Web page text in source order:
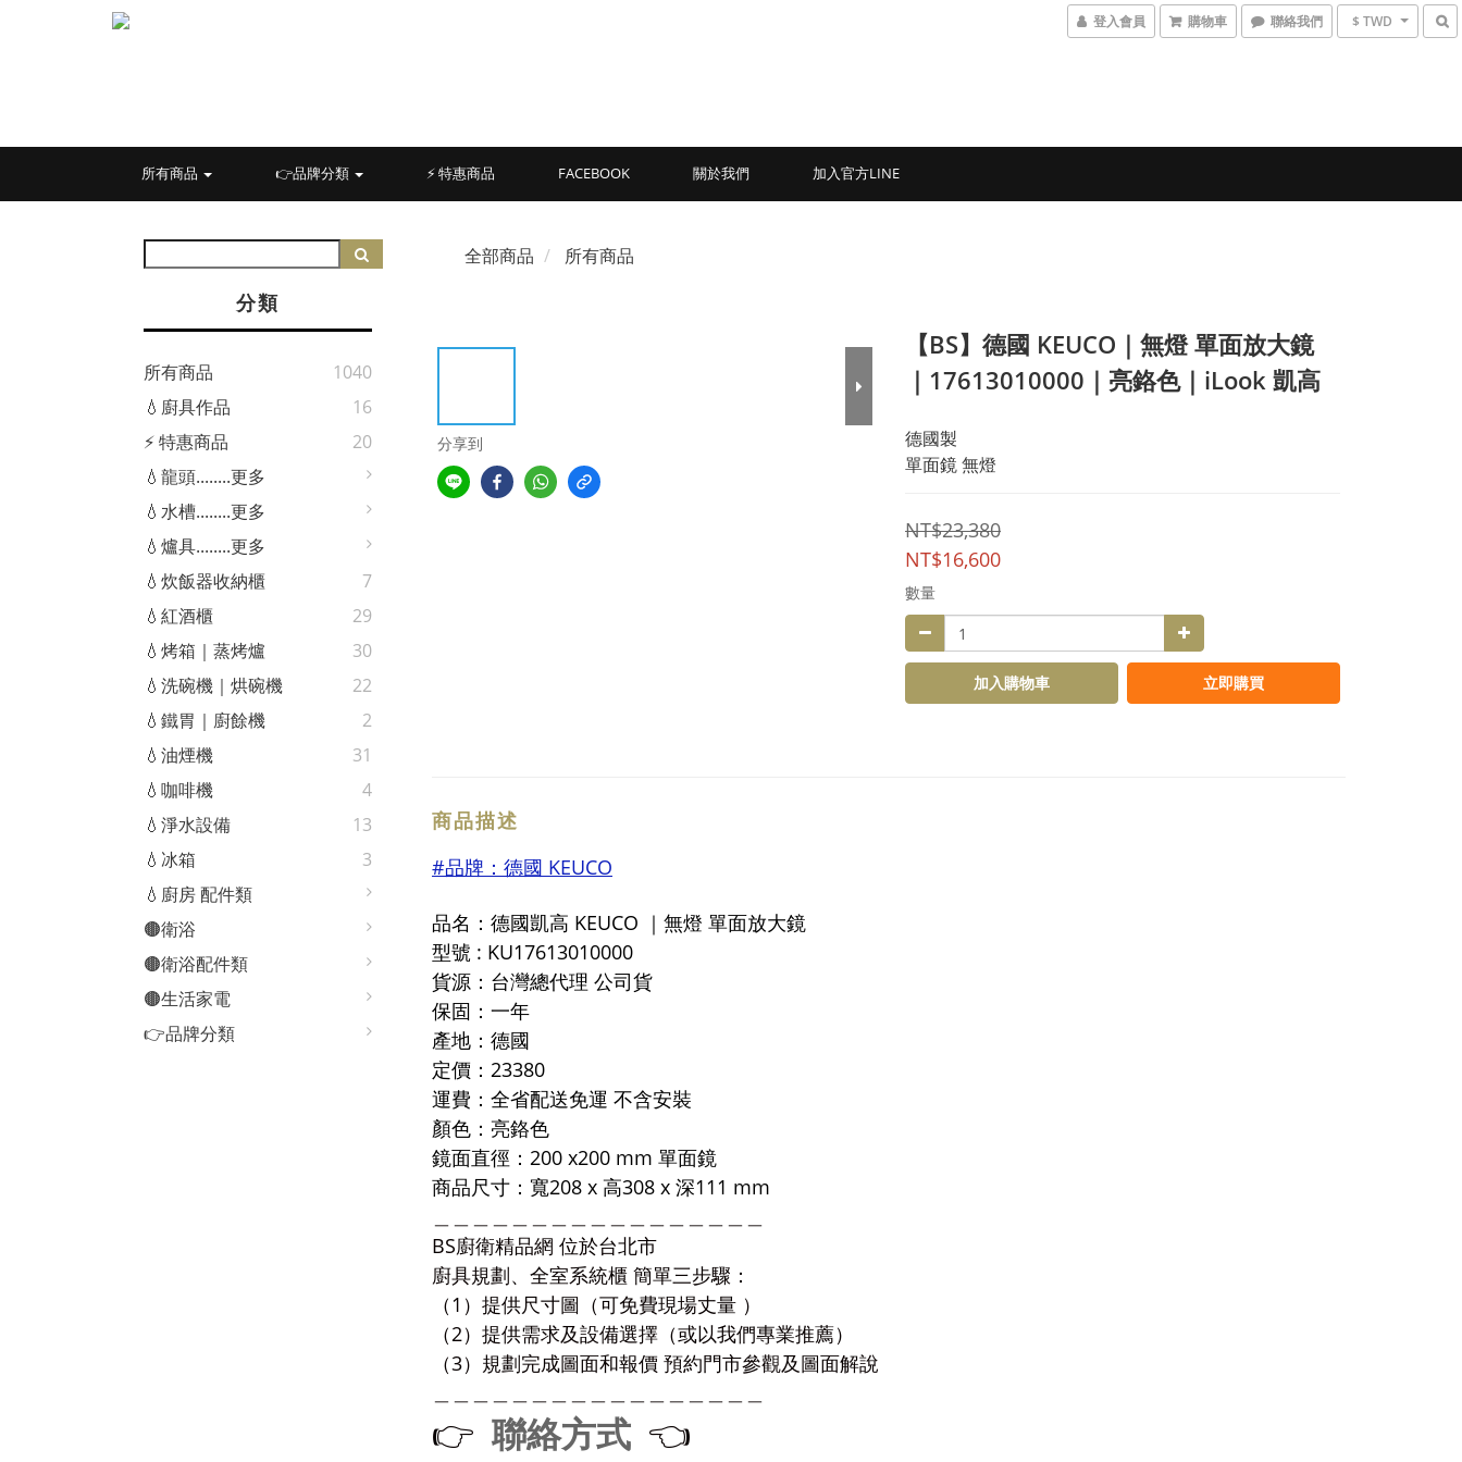
登入會員 購物車 聯絡我們 $ TWD
所有商品 👉品牌分類 ⚡ 特惠商品 FACEBOOK 關於我們 加入官方LINE
分類
所有商品
1040
💧廚具作品
16
⚡ 特惠商品
20
💧龍頭........更多
💧水槽........更多
💧爐具........更多
💧炊飯器收納櫃
7
💧紅酒櫃
29
💧烤箱｜蒸烤爐
30
💧洗碗機｜烘碗機
22
💧鐵胃｜廚餘機
2
💧油煙機
31
💧咖啡機
4
💧淨水設備
13
💧冰箱
3
💧廚房 配件類
🟤衛浴
🟤衛浴配件類
🟤生活家電
👉品牌分類
全部商品 所有商品
分享到
【BS】德國 KEUCO｜無燈 單面放大鏡
｜17613010000｜亮鉻色｜iLook 凱高
德國製
單面鏡 無燈
NT$23,380
NT$16,600
數量
加入購物車 立即購買
商品描述
#品牌：德國 KEUCO
品名： 德國凱高 KEUCO ｜ 無燈 單面放大鏡
型號 : KU17613010000
貨源：台灣總代理 公司貨
保固：一年
產地：德國
定價：23380
運費：全省配送免運 不含安裝
顏色：亮鉻色
鏡面直徑：200 x200 mm 單面鏡
商品尺寸：寬208 x 高308 x 深111 mm
BS廚衛精品網 位於台北市
廚具規劃、全室系統櫃 簡單三步驟：
（1）提供尺寸圖（可免費現場丈量 ）
（2）提供需求及設備選擇（或以我們專業推薦）
（3）規劃完成圖面和報價 預約門市參觀及圖面解說
👉 聯絡方式 👈